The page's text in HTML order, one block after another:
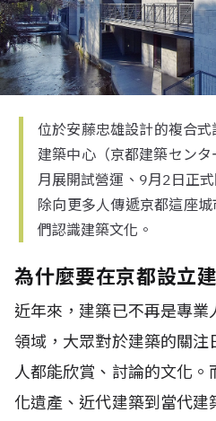
位於安藤忠雄設計的複合
建築中心（京都建築セン
月展開試營運、9月2日正
除向更多人傳遞京都這座
們認識建築文化。
為什麼要在京都設立
近年來，建築已不再是專
領域，大眾對於建築的關
人都能欣賞、討論的文化
化遺產、近代建築到當代